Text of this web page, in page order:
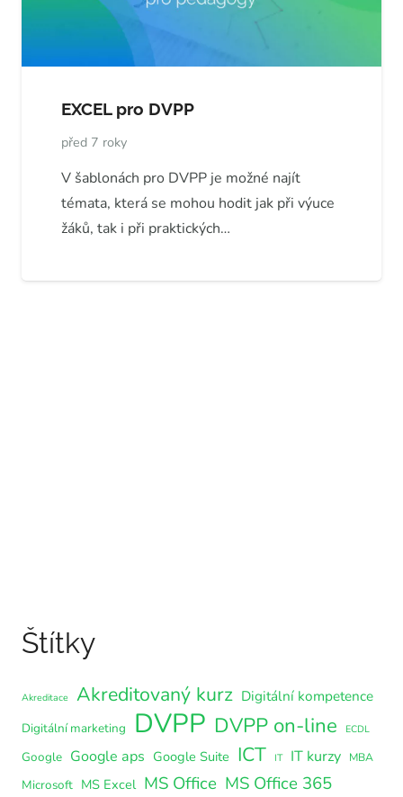
EXCEL pro DVPP
před 7 roky
V šablonách pro DVPP je možné najít
témata, která se mohou hodit jak při výuce
žáků, tak i při praktických…
Štítky
Akreditace Akreditovaný kurz Digitální kompetence
Digitální marketing DVPP DVPP on-line ECDL
Google Google aps Google Suite ICT IT IT kurzy MBA
Microsoft MS Excel MS Office MS Office 365